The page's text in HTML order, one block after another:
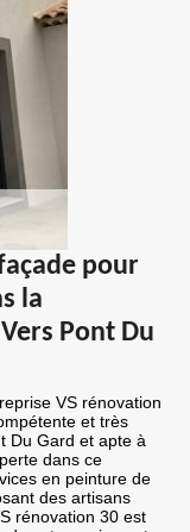
pour
la
Pont Du
VS rénovation
et très
Du Gard et apte à
dans ce
en peinture de
des artisans
rénovation 30 est